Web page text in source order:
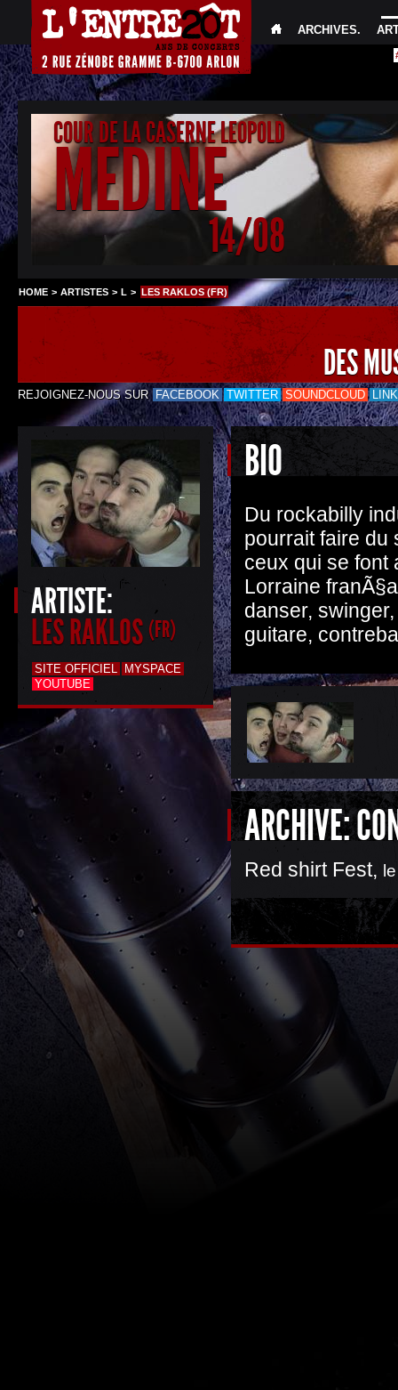
ARCHIVES.
COUR DE LA CASERNE LEOPOLD
MEDINE
14/08
HOME > ARTISTES > L > LES RAKLOS (FR)
DES
REJOIGNEZ-NOUS SUR FACEBOOK TWITTER SOUNDCLOUD
ARTISTE:
LES RAKLOS (FR)
SITE OFFICIEL
MYSPACE
YOUTUBE
BIO
Du rockabilly
pourrait faire du
ceux qui se font
Lorraine
danser,
guitare,
ARCHIVE:
Red shirt Fest,